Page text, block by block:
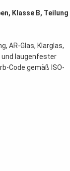
Klasse B, Teilung
AR-Glas, Klarglas,
und laugenfester
Code gemäß ISO-